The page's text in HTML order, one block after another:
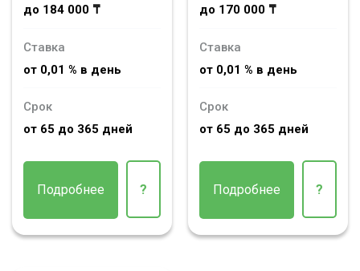
до 184 000 ₸
Ставка
от 0,01 % в день
Срок
от 65 до 365 дней
Подробнее ?
до 170 000 ₸
Ставка
от 0,01 % в день
Срок
от 65 до 365 дней
Подробнее ?